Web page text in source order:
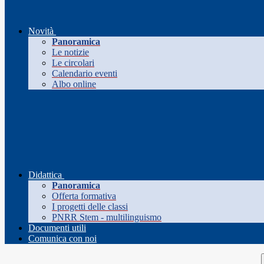
Novità
Panoramica
Le notizie
Le circolari
Calendario eventi
Albo online
Didattica
Panoramica
Offerta formativa
I progetti delle classi
PNRR Stem - multilinguismo
Documenti utili
Comunica con noi